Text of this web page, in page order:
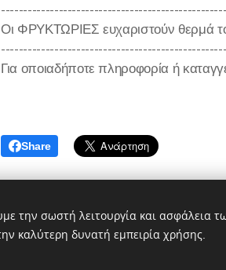
Οι ΦΡΥΚΤΩΡΙΕΣ ευχαριστούν θερμά
Για οποιαδήποτε πληροφορία ή
Share
την σωστή λειτουργία και ασφάλεια
καλύτερη δυνατή εμπειρία χρήσης.